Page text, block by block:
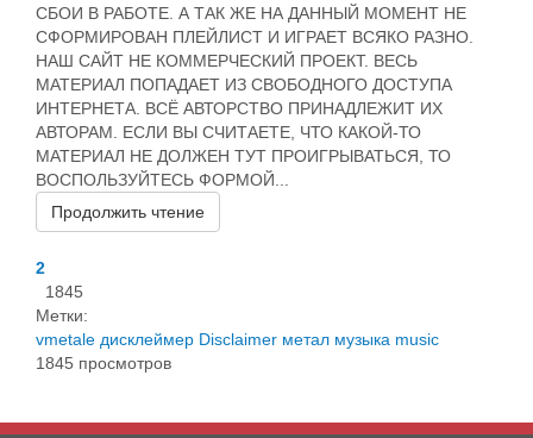
СБОИ В РАБОТЕ. А ТАК ЖЕ НА ДАННЫЙ МОМЕНТ НЕ
СФОРМИРОВАН ПЛЕЙЛИСТ И ИГРАЕТ ВСЯКО РАЗНО.
НАШ САЙТ НЕ КОММЕРЧЕСКИЙ ПРОЕКТ. ВЕСЬ
МАТЕРИАЛ ПОПАДАЕТ ИЗ СВОБОДНОГО ДОСТУПА
ИНТЕРНЕТА. ВСЁ АВТОРСТВО ПРИНАДЛЕЖИТ ИХ
АВТОРАМ. ЕСЛИ ВЫ СЧИТАЕТЕ, ЧТО КАКОЙ-ТО
МАТЕРИАЛ НЕ ДОЛЖЕН ТУТ ПРОИГРЫВАТЬСЯ, ТО
ВОСПОЛЬЗУЙТЕСЬ ФОРМОЙ...
Продолжить чтение
2
1845
Метки:
vmetale дисклеймер Disclaimer метал музыка music
1845 просмотров